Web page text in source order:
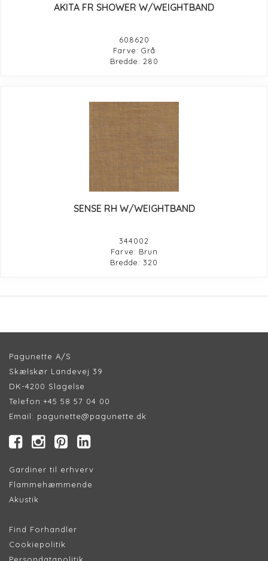
AKITA FR SHOWER W/WEIGHTBAND
608620
Farve: Grå
Bredde: 280
SENSE RH W/WEIGHTBAND
344002
Farve: Brun
Bredde: 320
Pagunette A/S
Skælskør Landevej 39
DK-4200 Slagelse
Telefon:+45 58 57 04 00
Email: pagunette@pagunette.dk
Gardiner til erhverv
Flammehæmmende
Akustik
Find Forhandler
Cookiepolitik